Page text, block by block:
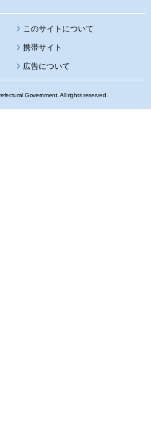
このサイトについて
携帯サイト
広告について
Government. All rights reserved.